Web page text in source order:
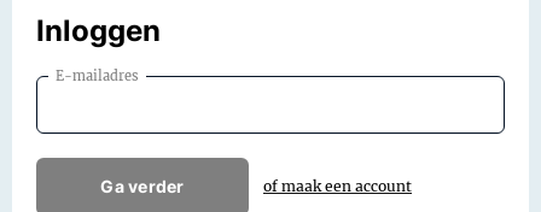
Inloggen
E-mailadres
Ga verder of maak een account